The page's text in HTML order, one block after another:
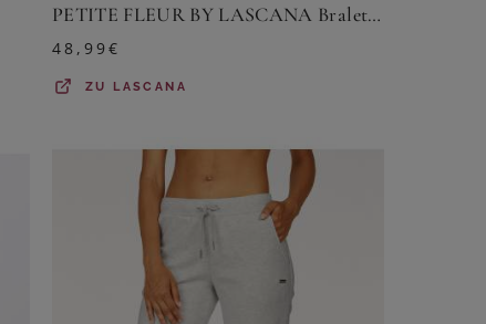
PETITE FLEUR BY LASCANA Bralette-BH Damen caramel+schwarz Gr.XXXL (54)
48,99€
ZU LASCANA